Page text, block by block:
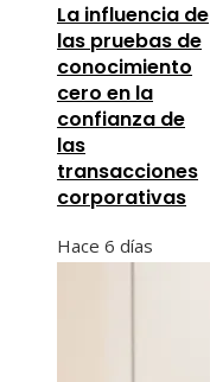
La influencia de
las pruebas de
conocimiento
cero en la
confianza de
las
transacciones
corporativas
Hace 6 días